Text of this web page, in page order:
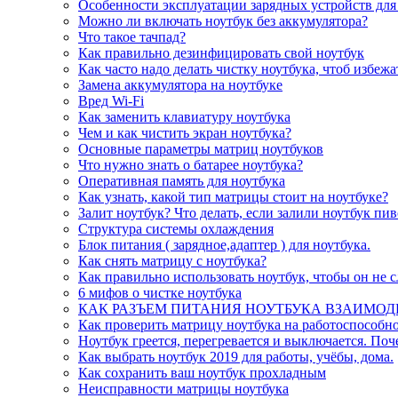
Особенности эксплуатации зарядных устройств
Можно ли включать ноутбук без аккумулятора?
Что такое тачпад?
Как правильно дезинфицировать свой ноутбук
Как часто надо делать чистку ноутбука, чтоб
Замена аккумулятора на ноутбуке
Вред Wi-Fi
Как заменить клавиатуру ноутбука
Чем и как чистить экран ноутбука?
Основные параметры матриц ноутбуков
Что нужно знать о батарее ноутбука?
Оперативная память для ноутбука
Как узнать, какой тип матрицы стоит на ноутбуке?
Залит ноутбук? Что делать, если залили ноутбук
Структура системы охлаждения
Блок питания ( зарядное,адаптер ) для ноутбука.
Как снять матрицу с ноутбука?
Как правильно использовать ноутбук, чтобы он не
6 мифов о чистке ноутбука
КАК РАЗЪЕМ ПИТАНИЯ НОУТБУКА
Как проверить матрицу ноутбука на
Ноутбук греется, перегревается и выключается.
Как выбрать ноутбук 2019 для работы, учёбы, дома.
Как сохранить ваш ноутбук прохладным
Неисправности матрицы ноутбука